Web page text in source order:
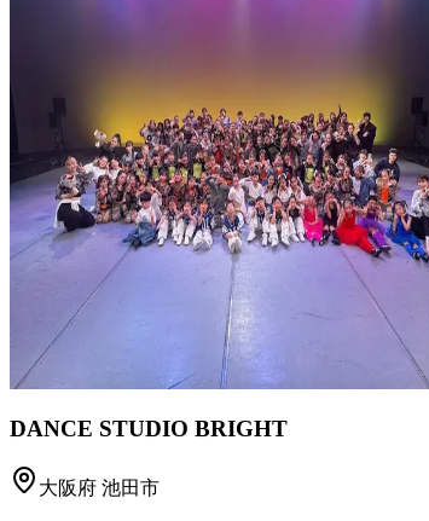
DANCE STUDIO BRIGHT
大阪府 池田市